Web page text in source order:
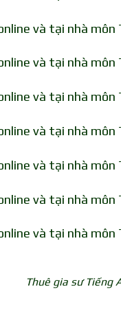
và tại nhà
và tại nhà
và tại nhà
và tại nhà
và tại nhà
và tại nhà
và tại nhà
Thuê gia sư Tiếng